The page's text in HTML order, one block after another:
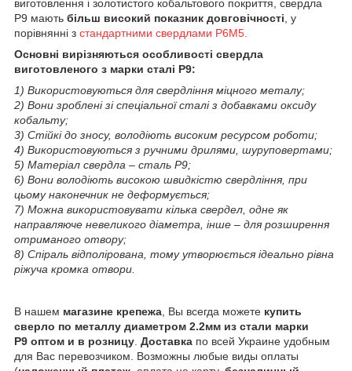
виготовлення і золотистого кобальтового покриття, свердла
Р9 мають більш високий показник довговічності, у
порівнянні з стандартними свердлами Р6М5.
Основні вирізняються особливості свердла
виготовленого з марки сталі Р9:
1) Використовуються для свердління міцного металу;
2) Вони зроблені зі спеціальної сталі з добавками оксиду
кобальту;
3) Стійкі до зносу, володіють високим ресурсом роботи;
4) Використовуються з ручними дрилями, шуруповертами;
5) Матеріал свердла – сталь Р9;
6) Вони володіють високою швидкістю свердління, при
цьому наконечник не деформується;
7) Можна використовувати кілька свердел, одне як
направляюче невеликого діаметра, інше – для розширення
отриманого отвору;
8) Спіраль відполірована, тому утворюється ідеально рівна
ріжуча кромка отвори.
В нашем магазине крепежа, Вы всегда можете купить
сверло по металлу диаметром 2.2мм из стали марки
Р9 оптом и в розницу. Доставка по всей Украине удобным
для Вас перевозчиком. Возможны любые виды оплаты